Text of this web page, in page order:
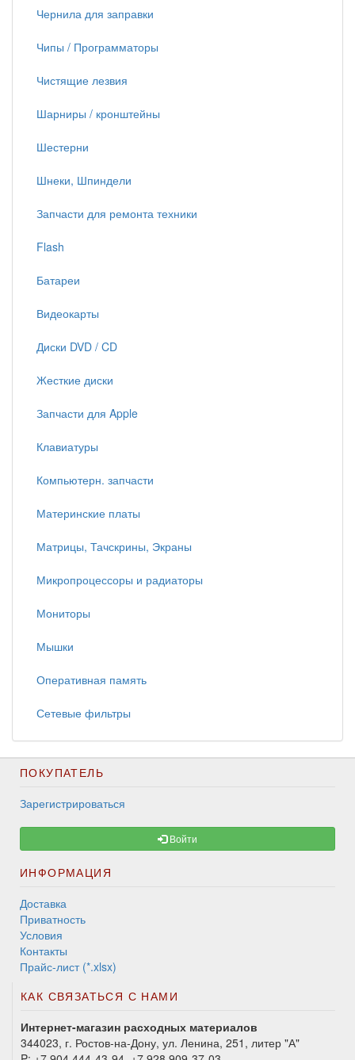
Чернила для заправки
Чипы / Программаторы
Чистящие лезвия
Шарниры / кронштейны
Шестерни
Шнеки, Шпиндели
Запчасти для ремонта техники
Flash
Батареи
Видеокарты
Диски DVD / CD
Жесткие диски
Запчасти для Apple
Клавиатуры
Компьютерн. запчасти
Материнские платы
Матрицы, Тачскрины, Экраны
Микропроцессоры и радиаторы
Мониторы
Мышки
Оперативная память
Сетевые фильтры
ПОКУПАТЕЛЬ
Зарегистрироваться
Войти
ИНФОРМАЦИЯ
Доставка
Приватность
Условия
Контакты
Прайс-лист (*.xlsx)
КАК СВЯЗАТЬСЯ С НАМИ
Интернет-магазин расходных материалов
344023, г. Ростов-на-Дону, ул. Ленина, 251, литер "А"